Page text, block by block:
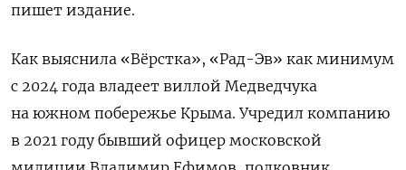
пишет издание.
Как выяснила «Вёрстка», «Рад-Эв» как минимум
с 2024 года владеет виллой Медведчука
на южном побережье Крыма. Учредил компанию
в 2021 году бывший офицер московской